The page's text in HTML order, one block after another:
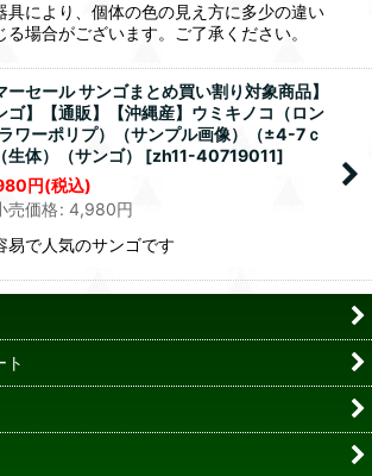
具により、個体の色の見え方に多少の違い
る場合がございます。ご了承ください。
ーセール サンゴまとめ買い割り対象商品】
ゴ】【通販】【沖縄産】ウミキノコ（ロン
ワーポリプ）（サンプル画像）（±4-7ｃ
生体）（サンゴ）
[zh11-40719011]
円(税込)
売価格: 4,980円
易で人気のサンゴです
ト